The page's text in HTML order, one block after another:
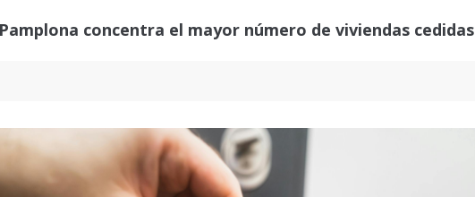
concentra el mayor número de viviendas cedidas